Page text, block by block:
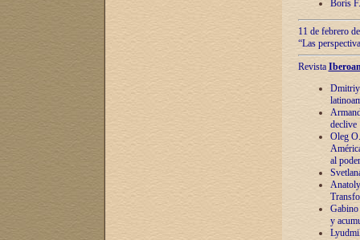
Borís
11 de febrero
“Las
Revista
Dmitriy
declive
Oleg
al poder
y